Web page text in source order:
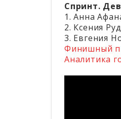
Спринт.
1. Анна
2. Ксения
3. Евгения
Финишный
Аналитика